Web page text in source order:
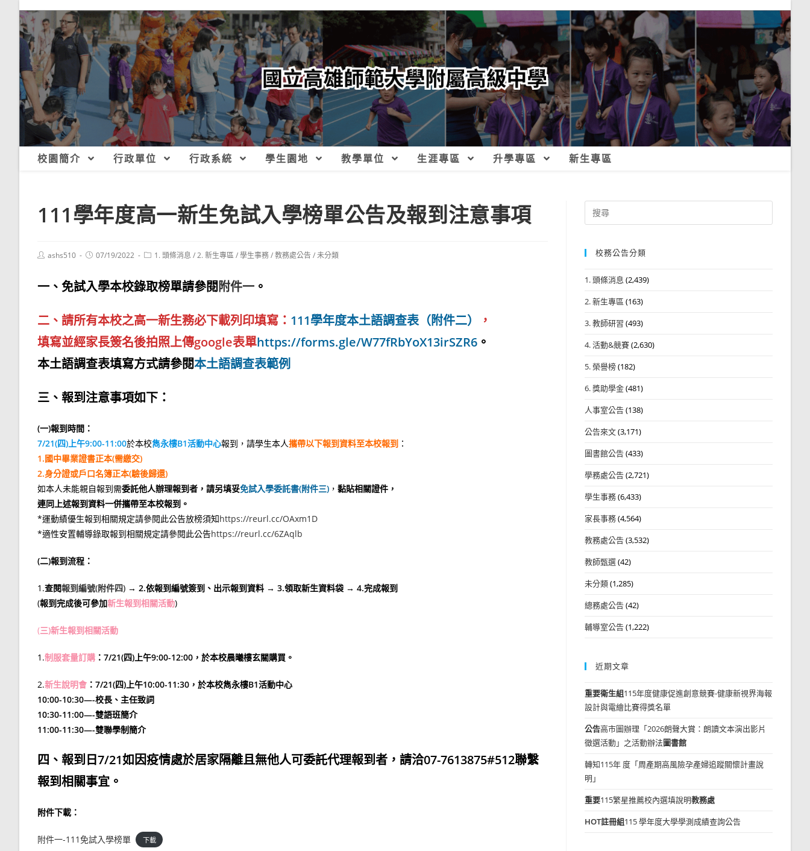
校園簡介 行政單位 行政系統 學生園地 教學單位 生涯專區 升學專區 新生專區
111學年度高一新生免試入學榜單公告及報到注意事項
Postashs510
Post07/19/2022
Post1. 頭條消息 /2. 新生專區/學生事務/教務處公告/未分類
一、免試入學本校錄取榜單請參閱附件一 。
二、請所有本校之高一新生務必下載列印填寫： 111學年度本土語調查表（附件二）
，
填寫並經家長簽名後拍照上傳google表單https://forms.gle/W77fRbYoX13irSZR6 。
本土語調查表填寫方式請參閱本土語調查表範例
三、報到注意事項如下：
(一)報到時間：
7/21(四)上午9:00-11:00於本校雋永樓B1活動中心報到，請學生本人攜帶以下報到資料至本校報到 ：
1.國中畢業證書正本(需繳交)
2.身分證或戶口名簿正本(驗後歸還)
如本人未能親自報到需委託他人辦理報到者，請另填妥免試入學委託書(附件三) ， 黏貼相關證件，
連同上述報到資料一併攜帶至本校報到。
*運動績優生報到相關規定請參閱此公告放榜須知https://reurl.cc/OAxm1D
*適性安置輔導錄取報到相關規定請參閱此公告https://reurl.cc/6ZAqlb
(二)報到流程：
1.查閱報到編號(附件四) → 2.依報到編號簽到、出示報到資料 → 3.領取新生資料袋 → 4.完成報到
(報到完成後可參加新生報到相關活動)
(三)新生報到相關活動
1.制服套量訂購 ：7/21(四)上午9:00-12:00，於本校晨曦樓玄關購買。
2.新生說明會 ：7/21(四)上午10:00-11:30，於本校雋永樓B1活動中心
10:00-10:30—-校長、主任致詞
10:30-11:00—-雙語班簡介
11:00-11:30—-雙聯學制簡介
四、報到日7/21如因疫情處於居家隔離且無他人可委託代理報到者，請洽07-7613875#512聯繫
報到相關事宜。
附件下載：
附件一-111免試入學榜單 下載
Search
for:
校務公告分類
1. 頭條消息 (2,439)
2. 新生專區 (163)
3. 教師研習 (493)
4. 活動&競賽(2,630)
5. 榮譽榜(182)
6. 獎助學金(481)
人事室公告(138)
公告來文(3,171)
圖書館公告(433)
學務處公告(2,721)
學生事務(6,433)
家長事務(4,564)
教務處公告(3,532)
教師甄選(42)
未分類(1,285)
總務處公告(42)
輔導室公告(1,222)
近期文章
重要衛生組115年度健康促進創意競賽-健康新視界海報
設計與電繪比賽得獎名單
公告高市圖辦理「2026朗聲大賞：朗讀文本演出影片
徵選活動」之活動辦法圖書館
轉知115年 度「周產期高風險孕產婦追蹤關懷計畫說
明」
重要115繁星推薦校內選填說明教務處
HOT註冊組115 學年度大學學測成績查詢公告